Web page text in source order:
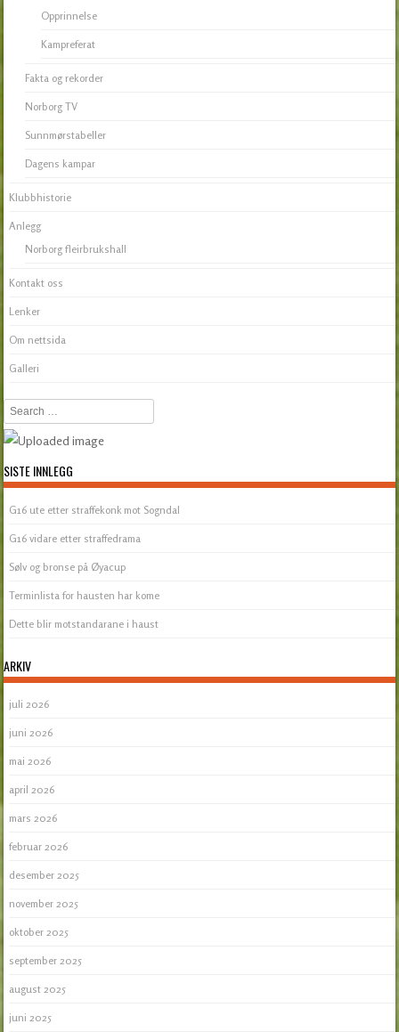
Opprinnelse
Kampreferat
Fakta og rekorder
Norborg TV
Sunnmørstabeller
Dagens kampar
Klubbhistorie
Anlegg
Norborg fleirbrukshall
Kontakt oss
Lenker
Om nettsida
Galleri
Search
SISTE INNLEGG
G16 ute etter straffekonk mot Sogndal
G16 vidare etter straffedrama
Sølv og bronse på Øyacup
Terminlista for hausten har kome
Dette blir motstandarane i haust
ARKIV
juli 2026
juni 2026
mai 2026
april 2026
mars 2026
februar 2026
desember 2025
november 2025
oktober 2025
september 2025
august 2025
juni 2025